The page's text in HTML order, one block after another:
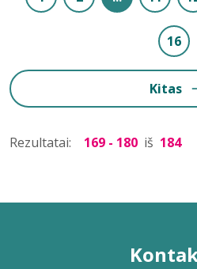
16
Kitas
Rezultatai: 169 - 180 iš 184